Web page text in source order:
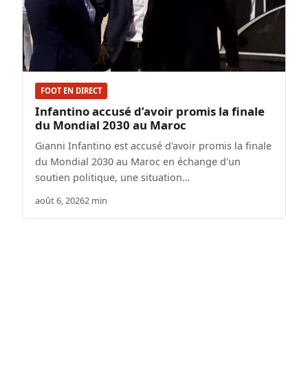
FOOT EN DIRECT
Infantino accusé d’avoir promis la finale
du Mondial 2030 au Maroc
Gianni Infantino est accusé d'avoir promis la finale
du Mondial 2030 au Maroc en échange d'un
soutien politique, une situation…
août 6, 20262 min